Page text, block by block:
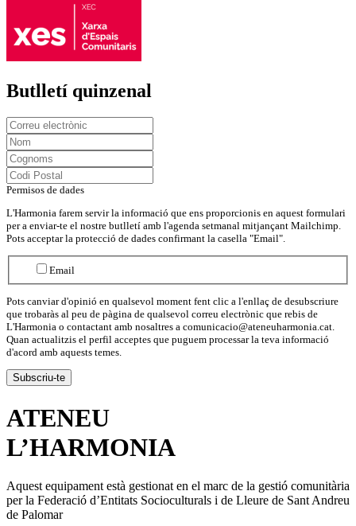
Butlletí quinzenal
Permisos de dades
L'Harmonia farem servir la informació que ens proporcionis en aquest formulari
per a enviar-te el nostre butlletí amb l'agenda setmanal mitjançant Mailchimp.
Pots acceptar la protecció de dades confirmant la casella "Email".
Email
Pots canviar d'opinió en qualsevol moment fent clic a l'enllaç de desubscriure
que trobaràs al peu de pàgina de qualsevol correu electrònic que rebis de
L'Harmonia o contactant amb nosaltres a comunicacio@ateneuharmonia.cat.
Quan actualitzis el perfil acceptes que puguem processar la teva informació
d'acord amb aquests temes.
ATENEU
L’HARMONIA
Aquest equipament està gestionat en el marc de la gestió comunitària
per la Federació d’Entitats Socioculturals i de Lleure de Sant Andreu
de Palomar